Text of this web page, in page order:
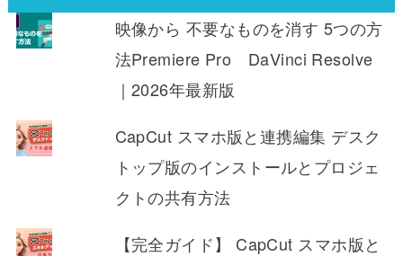
映像から 不要なものを消す 5つの方
法Premiere Pro DaVinci Resolve
｜2026年最新版
CapCut スマホ版と連携編集 デスク
トップ版のインストールとプロジェ
クトの共有方法
【完全ガイド】 CapCut スマホ版と